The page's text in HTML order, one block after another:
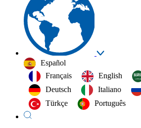
Español
Français
English
Deutsch
Italiano
Türkçe
Português